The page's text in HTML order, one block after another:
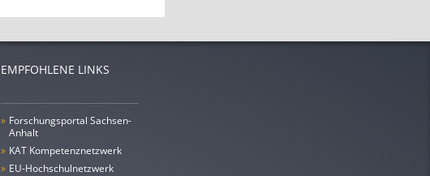
EMPFOHLENE LINKS
» Forschungsportal Sachsen-
Anhalt
» KAT Kompetenznetzwerk
» EU-Hochschulnetzwerk